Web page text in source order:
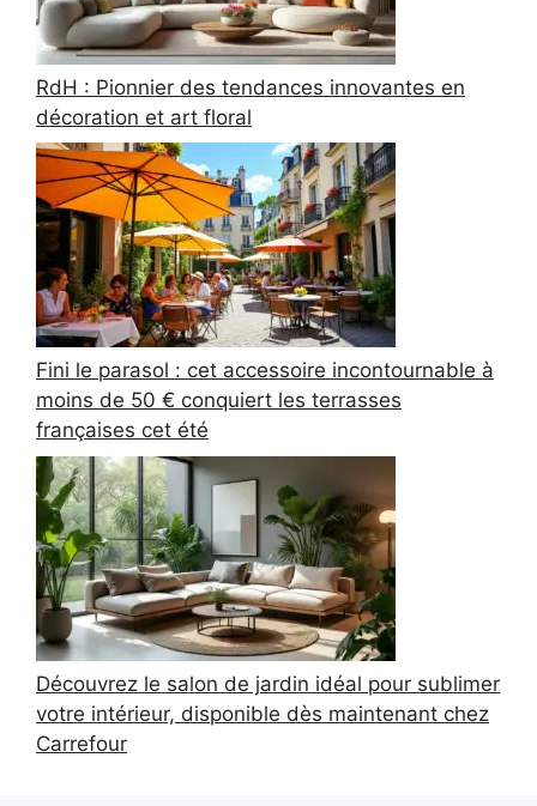
RdH : Pionnier des tendances innovantes en
décoration et art floral
Fini le parasol : cet accessoire incontournable à
moins de 50 € conquiert les terrasses
françaises cet été
Découvrez le salon de jardin idéal pour sublimer
votre intérieur, disponible dès maintenant chez
Carrefour